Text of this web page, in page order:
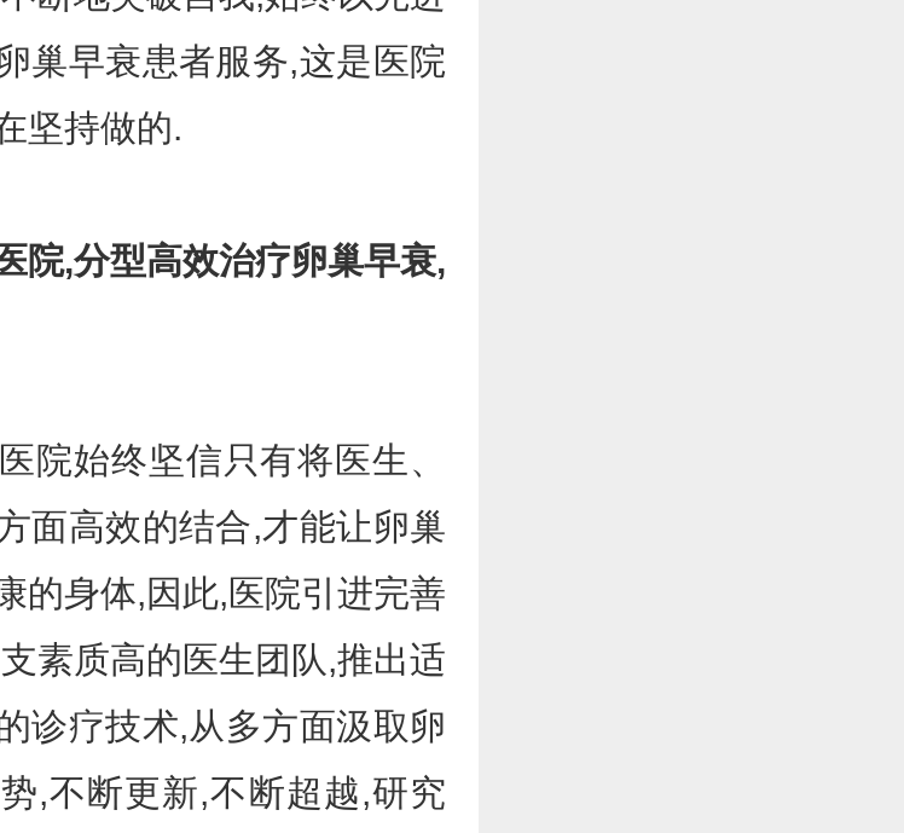
巢早衰患者服务,这是医院
坚持做的.
院,分型高效治疗卵巢早衰,
始终坚信只有将医生、
面高效的结合,才能让卵巢
的身体,因此,医院引进完善
素质高的医生团队,推出适
诊疗技术,从多方面汲取卵
,不断更新,不断超越,研究